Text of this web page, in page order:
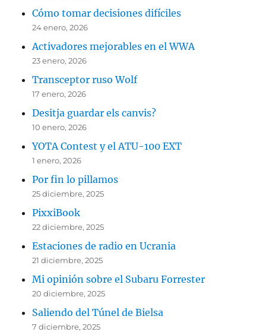
Cómo tomar decisiones difíciles
24 enero, 2026
Activadores mejorables en el WWA
23 enero, 2026
Transceptor ruso Wolf
17 enero, 2026
Desitja guardar els canvis?
10 enero, 2026
YOTA Contest y el ATU-100 EXT
1 enero, 2026
Por fin lo pillamos
25 diciembre, 2025
PixxiBook
22 diciembre, 2025
Estaciones de radio en Ucrania
21 diciembre, 2025
Mi opinión sobre el Subaru Forrester
20 diciembre, 2025
Saliendo del Túnel de Bielsa
7 diciembre, 2025